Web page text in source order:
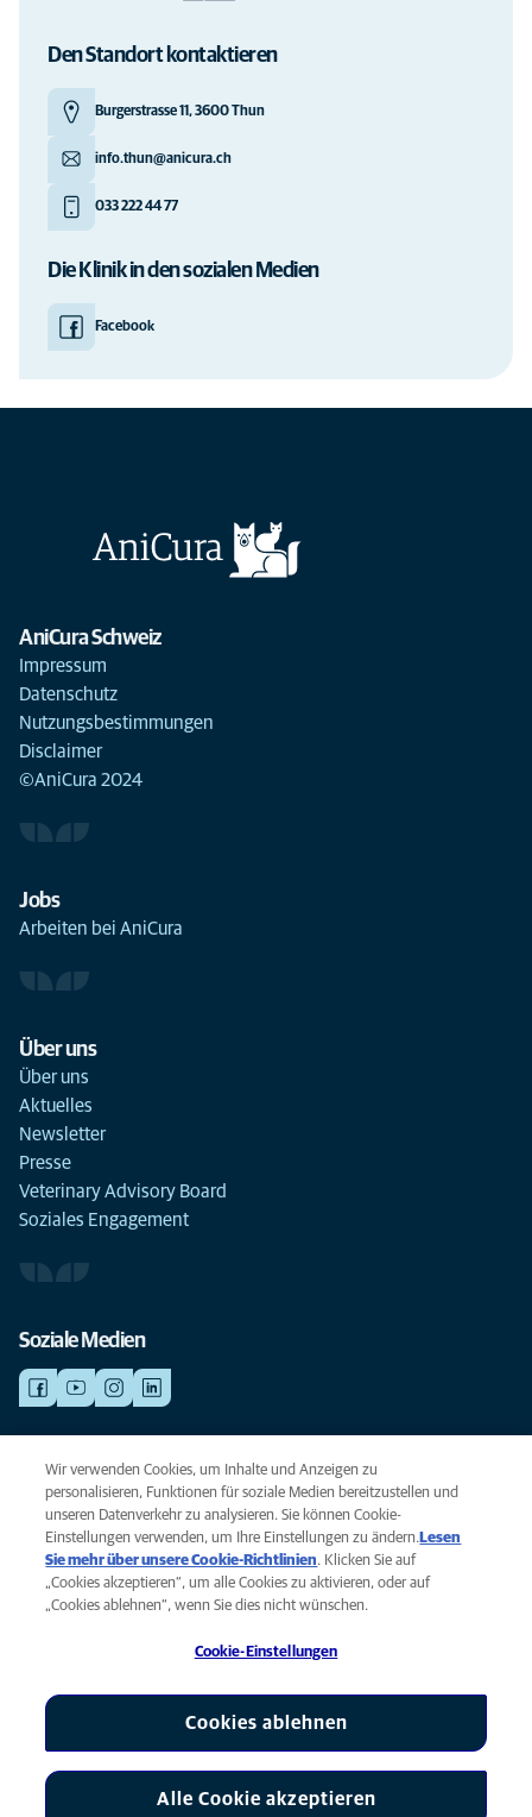
Den Standort kontaktieren
Burgerstrasse 11, 3600 Thun
info.thun@anicura.ch
033 222 44 77
Die Klinik in den sozialen Medien
Facebook
AniCura Schweiz
Impressum
Datenschutz
Nutzungsbestimmungen
Disclaimer
©AniCura 2024
Jobs
Arbeiten bei AniCura
Über uns
Über uns
Aktuelles
Newsletter
Presse
Veterinary Advisory Board
Soziales Engagement
Soziale Medien
NOTDIENSTE
Finden Sie hier Standorte mit Notfall-Service. Weil Ihr Tier die beste
Versorgung verdient.
Privacy
Legal
AniCura ist eine Tochtergesellschaft von Mars, Inc © 2026
Cookie-Einstellungen
Wir verwenden Cookies, um Inhalte und Anzeigen zu
personalisieren, Funktionen für soziale Medien bereitzustellen und
unseren Datenverkehr zu analysieren. Sie können Cookie-
Einstellungen verwenden, um Ihre Einstellungen zu ändern. Lesen
Sie mehr über unsere Cookie-Richtlinien(opens in a new tab)
. Klicken Sie auf
„Cookies akzeptieren“, um alle Cookies zu aktivieren, oder auf
„Cookies ablehnen“, wenn Sie dies nicht wünschen.
Cookie-Einstellungen
Cookies ablehnen
Alle Cookie akzeptieren